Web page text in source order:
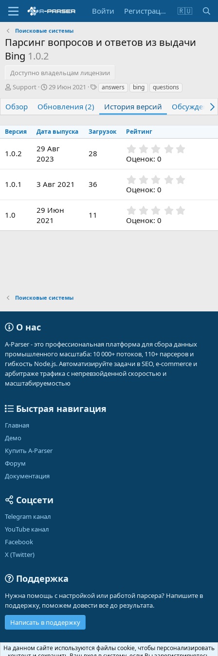
Войти Регистрация 🇷🇺
Поисковые системы
Парсинг вопросов и ответов из выдачи
Bing 1.0.2
Доступно владельцам лицензии
А
т
о
Support
Д
т
а
о
з
д
а
я
29 Июн 2021
Т
и
answers bing questions
Обзор Обновления (2) История версий Обсуждение
Версия Дата выпуска Загрузок Рейтинг
1.0.2
29 Авг
2023
28
0
ё
Оценок: 0
1.0.1 3 Авг 2021 36
0
ё
Оценок: 0
1.0
29 Июн
2021
11
0
Оценок: 0
Поисковые системы
О нас
A-Parser - это профессиональная платформа для сбора данных
промышленного масштаба: 10 000+ потоков, 110+ парсеров и
гибкость Node.js. Автоматизируйте задачи в SEO, e-commerce и
арбитраже трафика с непревзойденной скоростью и
масштабируемостью
Быстрая навигация
Главная
Демо
Купить A-Parser
Форум
Документация
Соцсети
Telegram канал
YouTube канал
Facebook
X (Twitter)
Поддержка
Нужна помощь с настройкой или работой парсера? Напишите в
поддержку, поможем довести все до результата.
Написать в поддержку
Russian (RU)
На данном сайте используются файлы cookie, чтобы персонализировать